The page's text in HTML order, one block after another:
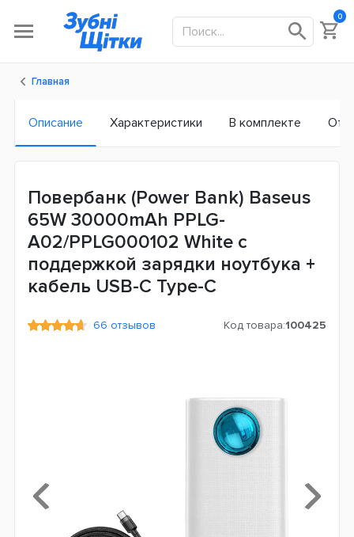
0
Главная
Описание Характеристики В комплекте
Повербанк (Power Bank) Baseus
65W 30000mAh PPLG-
A02/PPLG000102 White с
поддержкой зарядки ноутбука +
кабель USB-C Type-C
66 отзывов Код товара:100425